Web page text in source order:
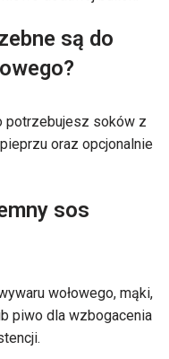
są do
potrzebujesz soków z
oraz opcjonalnie
sos
wołowego, mąki,
piwo dla wzbogacenia